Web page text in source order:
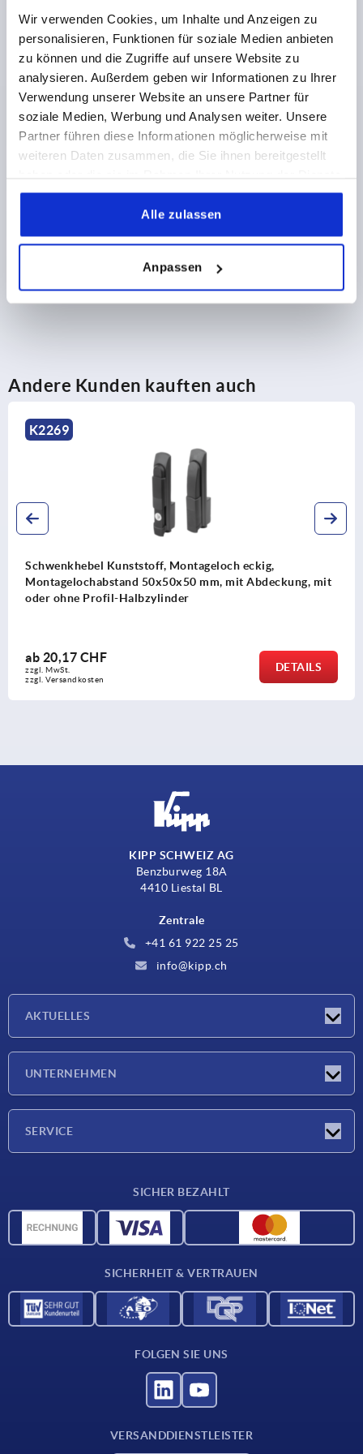
Wir verwenden Cookies, um Inhalte und Anzeigen zu
personalisieren, Funktionen für soziale Medien anbieten
zu können und die Zugriffe auf unsere Website zu
analysieren. Außerdem geben wir Informationen zu Ihrer
Verwendung unserer Website an unsere Partner für
soziale Medien, Werbung und Analysen weiter. Unsere
Partner führen diese Informationen möglicherweise mit
weiteren Daten zusammen, die Sie ihnen bereitgestellt
gesammelt haben.
Alle zulassen
Anpassen
1) Montagebohrungen
3) 1-Punkt Verriegelungssystem
4) 3-Punkt Verriegelungssystem
5) Zunge K1114
H1=33,1
H2=27,7 H3=20 L1=105 L2=105
K2268.105
22,70 CHF
zzgl. MwSt.
zzgl. Versandkosten
DETAILS
Andere Kunden kauften auch
Montageloch eckig,
mm, mit Abdeckung, mit
Schwenkhebel
ab
zzgl. MwSt.
zzgl. Versandkosten
KIPP SCHWEIZ AG
Benzburweg 18A
4410 Liestal BL
Zentrale
+41 61 922 25 25
info@kipp.ch
AKTUELLES
UNTERNEHMEN
SERVICE
CAD-Daten
SICHER BEZAHLT
SICHERHEIT & VERTRAUEN
FOLGEN SIE UNS
VERSANDDIENSTLEISTER